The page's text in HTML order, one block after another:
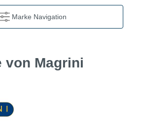
Marke Navigation
von Magrini